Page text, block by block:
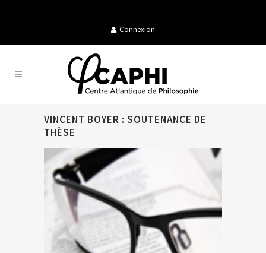
Connexion
VINCENT BOYER : SOUTENANCE DE
THÈSE